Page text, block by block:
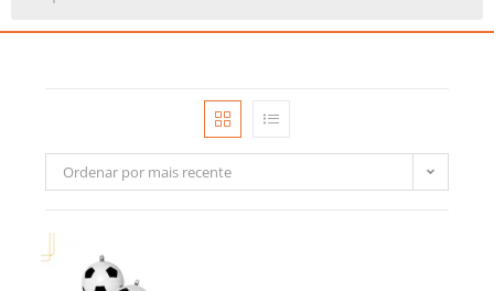
Ordenar por mais recente